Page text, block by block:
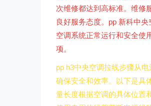
次维修都达到高标准。维修
良好服务态度。pp 新科中
空调系统正常运行和安全使
项。
pp h3中央空调拉线步骤从
确保安全和效率。以下是具
量长度根据空调的具体位置